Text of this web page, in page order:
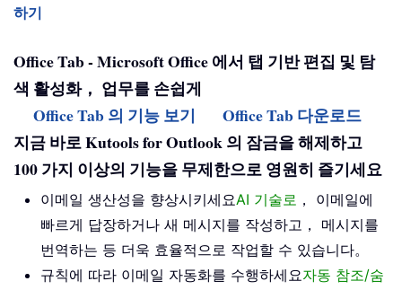
하기
Office Tab - Microsoft Office 에서 탭 기반 편집 및 탐
색 활성화， 업무를 손쉽게
Office Tab 의 기능 보기
Office Tab 다운로드
지금 바로 Kutools for Outlook 의 잠금을 해제하고
100 가지 이상의 기능을 무제한으로 영원히 즐기세요
이메일 생산성을 향상시키세요AI 기술로 ， 이메일에
빠르게 답장하거나 새 메시지를 작성하고， 메시지를
번역하는 등 더욱 효율적으로 작업할 수 있습니다。
규칙에 따라 이메일 자동화를 수행하세요자동 참조/숨